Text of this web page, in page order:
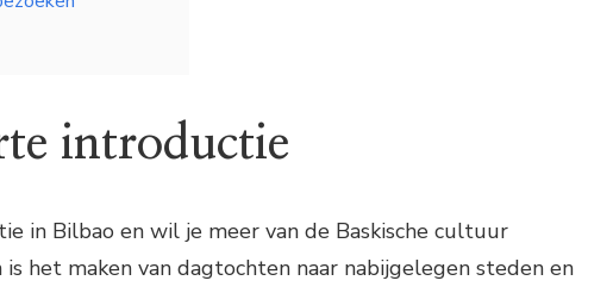
introductie
in Bilbao en wil je meer van de Baskische cultuur
is het maken van dagtochten naar nabijgelegen steden en